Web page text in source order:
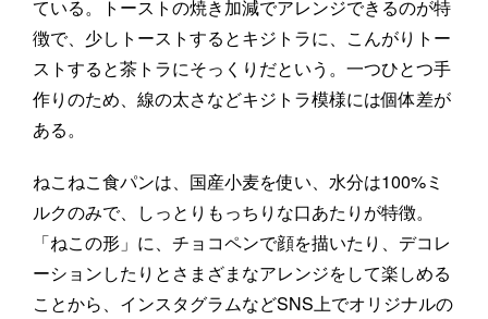
ている。トーストの焼き加減でアレンジできるのが特
徴で、少しトーストするとキジトラに、こんがりトー
ストすると茶トラにそっくりだという。一つひとつ手
作りのため、線の太さなどキジトラ模様には個体差が
ある。
ねこねこ食パンは、国産小麦を使い、水分は100%ミ
ルクのみで、しっとりもっちりな口あたりが特徴。
「ねこの形」に、チョコペンで顔を描いたり、デコレ
ーションしたりとさまざまなアレンジをして楽しめる
ことから、インスタグラムなどSNS上でオリジナルの